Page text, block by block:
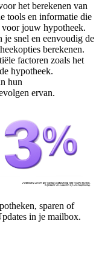
het berekenen van
tools en informatie die
voor jouw hypotheek.
je snel en eenvoudig de
berekenen.
factoren zoals het
hypotheek.
hun
ervan.
sparen of
in je mailbox.